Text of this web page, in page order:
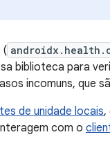
(
biblioteca para
incomuns, que
de unidade locais,
com o